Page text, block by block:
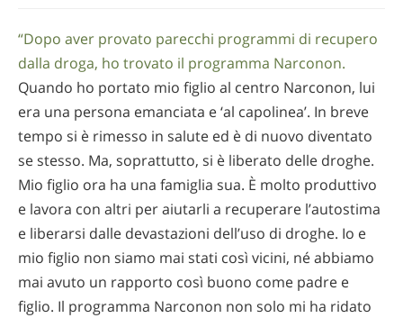
“Dopo aver provato parecchi programmi di recupero
dalla droga, ho trovato il programma Narconon.
Quando ho portato mio figlio al centro Narconon, lui
era una persona emanciata e ‘al capolinea’. In breve
tempo si è rimesso in salute ed è di nuovo diventato
se stesso. Ma, soprattutto, si è liberato delle droghe.
Mio figlio ora ha una famiglia sua. È molto produttivo
e lavora con altri per aiutarli a recuperare l’autostima
e liberarsi dalle devastazioni dell’uso di droghe. Io e
mio figlio non siamo mai stati così vicini, né abbiamo
mai avuto un rapporto così buono come padre e
figlio. Il programma Narconon non solo mi ha ridato